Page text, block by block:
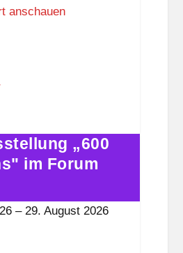
anschauen
„600
im Forum
–29. August 2026